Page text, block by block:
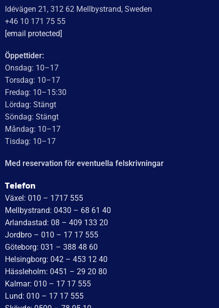
kr inkl. moms
LÄGG I VARUKORG
Koniskt rullager 32206; 30x62x21,25
209kr inkl. moms
LÄGG I VARUKORG